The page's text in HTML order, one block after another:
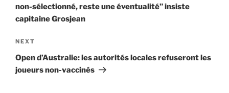
non-sélectionné, reste une éventualité” insiste
capitaine Grosjean
Next
Post
NEXT
Open d’Australie: les autorités locales refuseront les
joueurs non-vaccinés